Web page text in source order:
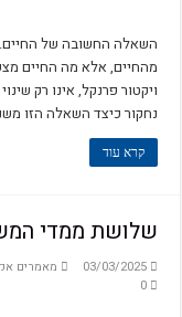
השאלה החשובה של
מהחיים, אלא מה החיים
ויקטור פרנקל, אינו רק
נחקור כיצד השאלה הזו
קרא עוד
שלושת ממדי
03/03/2025 מאמרים
0